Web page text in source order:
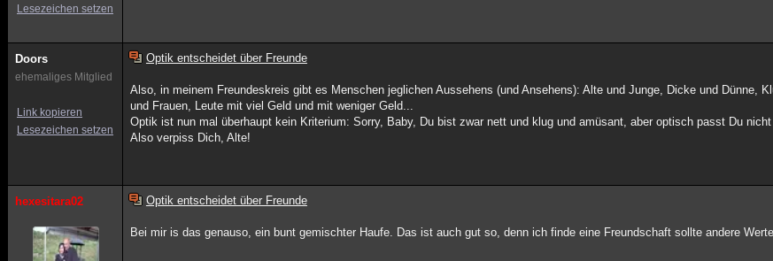
Lesezeichen setzen
Doors
ehemaliges Mitglied
Link kopieren
Lesezeichen setzen
Optik entscheidet über Freunde
Also, in meinem Freundeskreis gibt es Menschen jeglichen Aussehens (und Ansehens): Alte und Junge, Dicke und Dünne,
und Frauen, Leute mit viel Geld und mit weniger Geld...
Optik ist nun mal überhaupt kein Kriterium: Sorry, Baby, Du bist zwar nett und klug und amüsant, aber optisch passt Du
Also verpiss Dich, Alte!
hexesitara02 Optik entscheidet über Freunde
Bei mir is das genauso, ein bunt gemischter Haufe. Das ist auch gut so, denn ich finde eine Freundschaft sollte andere